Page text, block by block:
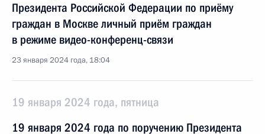
Президента Российской Федерации по приёму
граждан в Москве личный приём граждан
в режиме видео-конференц-связи
23 января 2024 года, 18:04
19 января 2024 года, пятница
19 января 2024 года по поручению Президента